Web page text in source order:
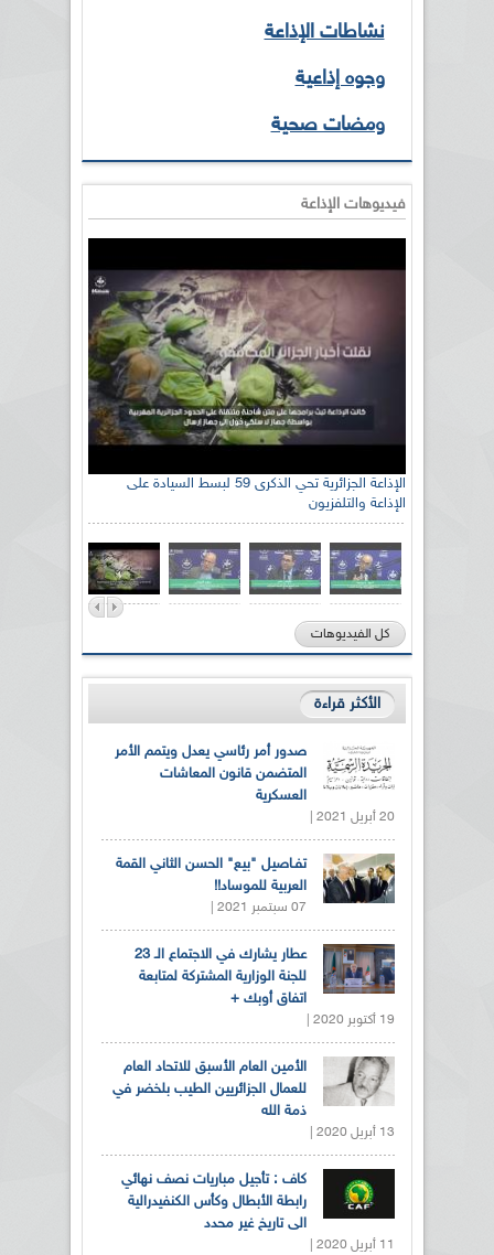
نشاطات الإذاعة
وجوه إذاعية
ومضات صحية
فيديوهات الإذاعة
الإذاعة الجزائرية تحي الذكرى 59 لبسط السيادة على
الإذاعة والتلفزيون
كل الفيديوهات
الأكثر قراءة
صدور أمر رئاسي يعدل ويتمم الأمر
المتضمن قانون المعاشات
العسكرية
20 أبريل 2021 |
تفـاصيل "بيع" الحسن الثاني القمة
العربية للموساد!!
07 سبتمبر 2021 |
عطار يشارك في الاجتماع الـ 23
للجنة الوزارية المشتركة لمتابعة
اتفاق أوبك +
19 أكتوبر 2020 |
الأمين العام الأسبق للاتحاد العام
للعمال الجزائريين الطيب بلخضر في
ذمة الله
13 أبريل 2020 |
كاف : تأجيل مباريات نصف نهائي
رابطة الأبطال وكأس الكنفيدرالية
الى تاريخ غير محدد
11 أبريل 2020 |